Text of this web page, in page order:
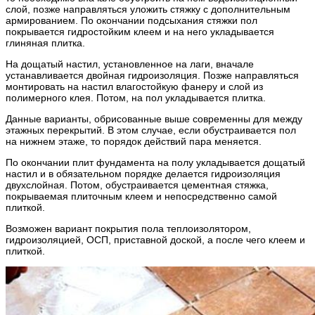
слой, позже направляться уложить стяжку с дополнительным
армированием. По окончании подсыхания стяжки пол
покрывается гидростойким клеем и на него укладывается
глиняная плитка.
На дощатый настил, установленное на лаги, вначале
устанавливается двойная гидроизоляция. Позже направляться
монтировать на настил влагостойкую фанеру и слой из
полимерного клея. Потом, на пол укладывается плитка.
Данные варианты, обрисованные выше современны для между
этажных перекрытий. В этом случае, если обустраивается пол
на нижнем этаже, то порядок действий пара меняется.
По окончании плит фундамента на полу укладывается дощатый
настил и в обязательном порядке делается гидроизоляция
двухслойная. Потом, обустраивается цементная стяжка,
покрываемая плиточным клеем и непосредственно самой
плиткой.
Возможен вариант покрытия пола теплоизолятором,
гидроизоляцией, ОСП, приставной доской, а после чего клеем и
плиткой.